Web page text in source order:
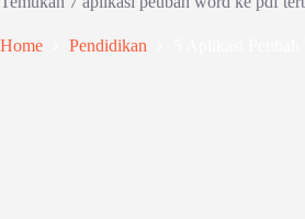
Home Pendidikan